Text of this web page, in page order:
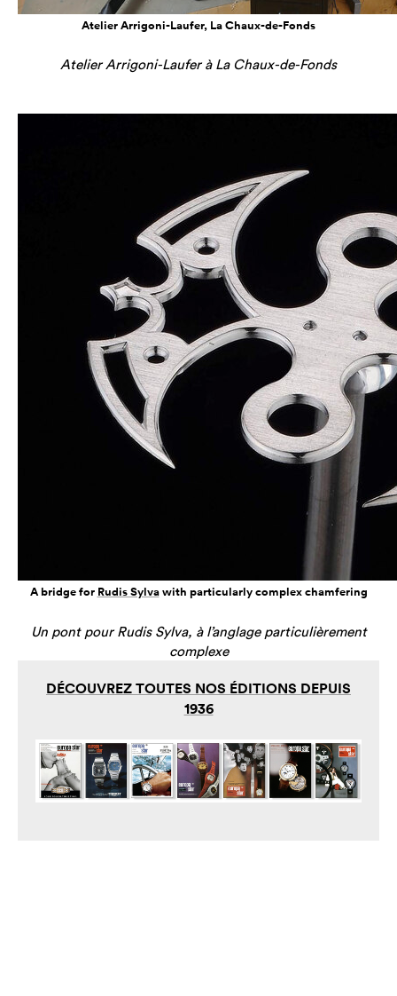
Atelier Arrigoni-Laufer, La Chaux-de-Fonds
Atelier Arrigoni-Laufer à La Chaux-de-Fonds
A bridge for Rudis Sylvawith particularly complex chamfering
Un pont pour Rudis Sylva, à l’anglage particulièrement
complexe
DÉCOUVREZ TOUTES NOS ÉDITIONS DEPUIS
1936